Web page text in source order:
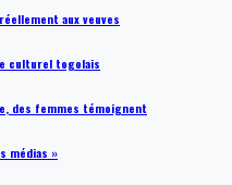
aux veuves
culturel togolais
des femmes témoignent
médias »